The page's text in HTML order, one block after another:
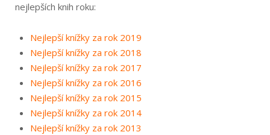
nejlepších knih roku:
Nejlepší knížky za rok 2019
Nejlepší knížky za rok 2018
Nejlepší knížky za rok 2017
Nejlepší knížky za rok 2016
Nejlepší knížky za rok 2015
Nejlepší knížky za rok 2014
Nejlepší knížky za rok 2013